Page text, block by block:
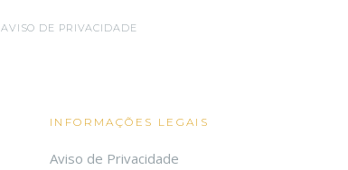
AVISO DE PRIVACIDADE
INFORMAÇÕES LEGAIS
Aviso de Privacidade